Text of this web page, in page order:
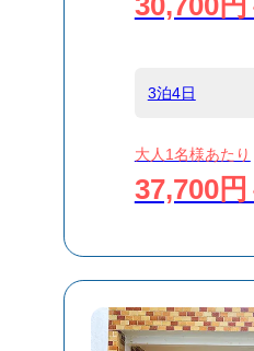
受付方式
3泊4日
大人1名様あたり
37,700円